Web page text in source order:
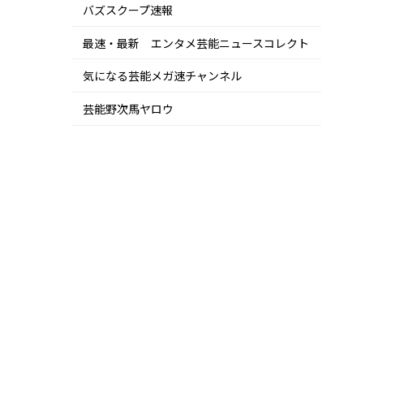
バズスクープ速報
最速・最新 エンタメ芸能ニュースコレクト
気になる芸能メガ速チャンネル
芸能野次馬ヤロウ